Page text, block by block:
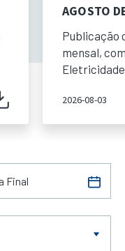
AGOSTO
Publicação
mensal,
Eletricidade
2026-08-03